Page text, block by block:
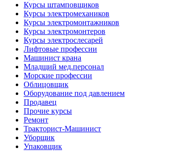
Курсы штамповщиков
Курсы электромехаников
Курсы электромонтажников
Курсы электромонтеров
Курсы электрослесарей
Лифтовые профессии
Машинист крана
Младщий мед.персонал
Морские профессии
Облицовщик
Оборудование под давлением
Продавец
Прочие курсы
Ремонт
Тракторист-Машинист
Уборщик
Упаковщик